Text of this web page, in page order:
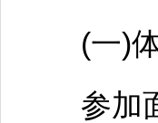
(一)体
参加面